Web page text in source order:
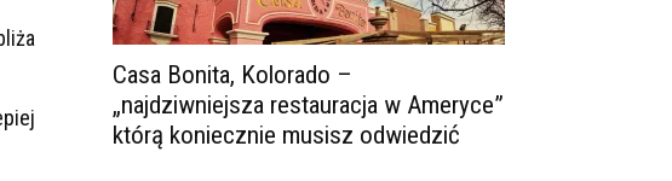
Casa Bonita, Kolorado –
„najdziwniejsza restauracja w Ameryce”
którą koniecznie musisz odwiedzić